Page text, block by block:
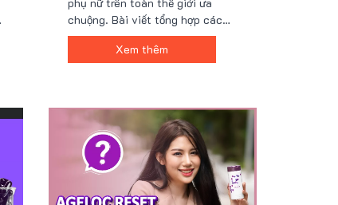
chuộng. Bài viết tổng hợp các
câu hỏi thường gặp về Ageloc
Reset Nuskin giúp bạn hiểu rõ
chúng tôi khám phá sản phẩm
tuyệt vời này.
Xem thêm